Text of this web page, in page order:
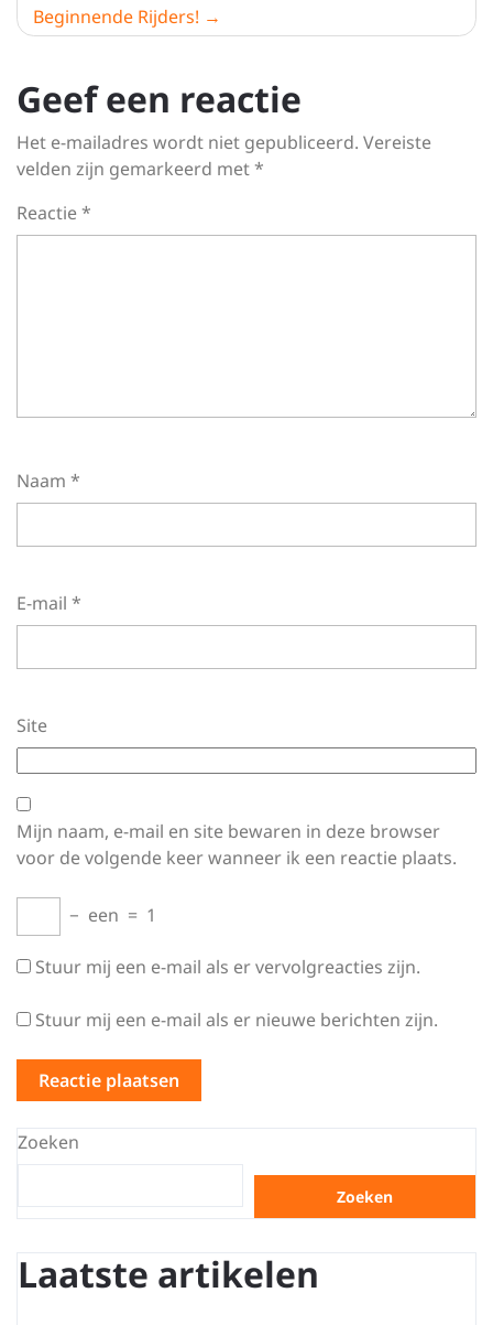
Beginnende Rijders!
Geef een reactie
Het e-mailadres wordt niet gepubliceerd. Vereiste
velden zijn gemarkeerd met*
Reactie*
Naam *
E-mail *
Site
Mijn naam, e-mail en site bewaren in deze browser
voor de volgende keer wanneer ik een reactie plaats.
− een = 1
Stuur mij een e-mail als er vervolgreacties zijn.
Stuur mij een e-mail als er nieuwe berichten zijn.
Zoeken
Zoeken
Laatste artikelen